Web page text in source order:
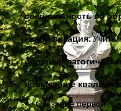
специальность по
квалификация:
общий
повышение
Оказание первой